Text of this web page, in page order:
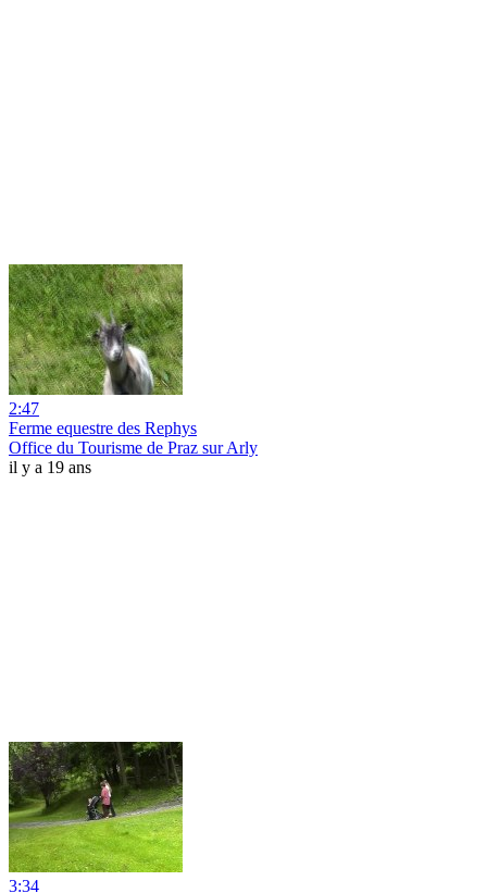
2:47
Ferme equestre des Rephys
Office du Tourisme de Praz sur Arly
il y a 19 ans
3:34